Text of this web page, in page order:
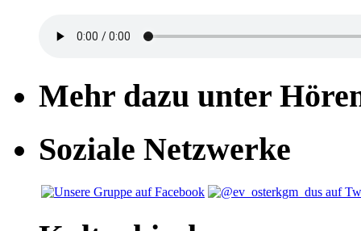
Mehr dazu unter
Soziale Netzwerke